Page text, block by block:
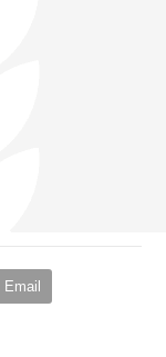
Email